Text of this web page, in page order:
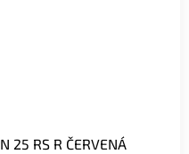
25 RS R ČERVENÁ